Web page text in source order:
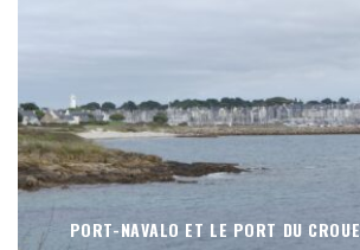
PORT-NAVALO ET LE PORT DU